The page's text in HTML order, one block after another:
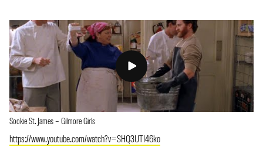
Sookie St. James – Gilmore Girls
https://www.youtube.com/watch?v=SHQ3UTI46ko